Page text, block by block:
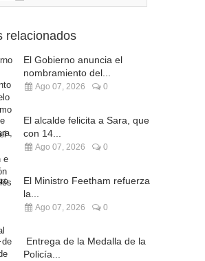
relacionados
El Gobierno anuncia el
nombramiento del...
Ago 07, 2026 0
El alcalde felicita a Sara, que
con 14...
Ago 07, 2026 0
El Ministro Feetham refuerza
la...
Ago 07, 2026 0
Entrega de la Medalla de la
Policía...